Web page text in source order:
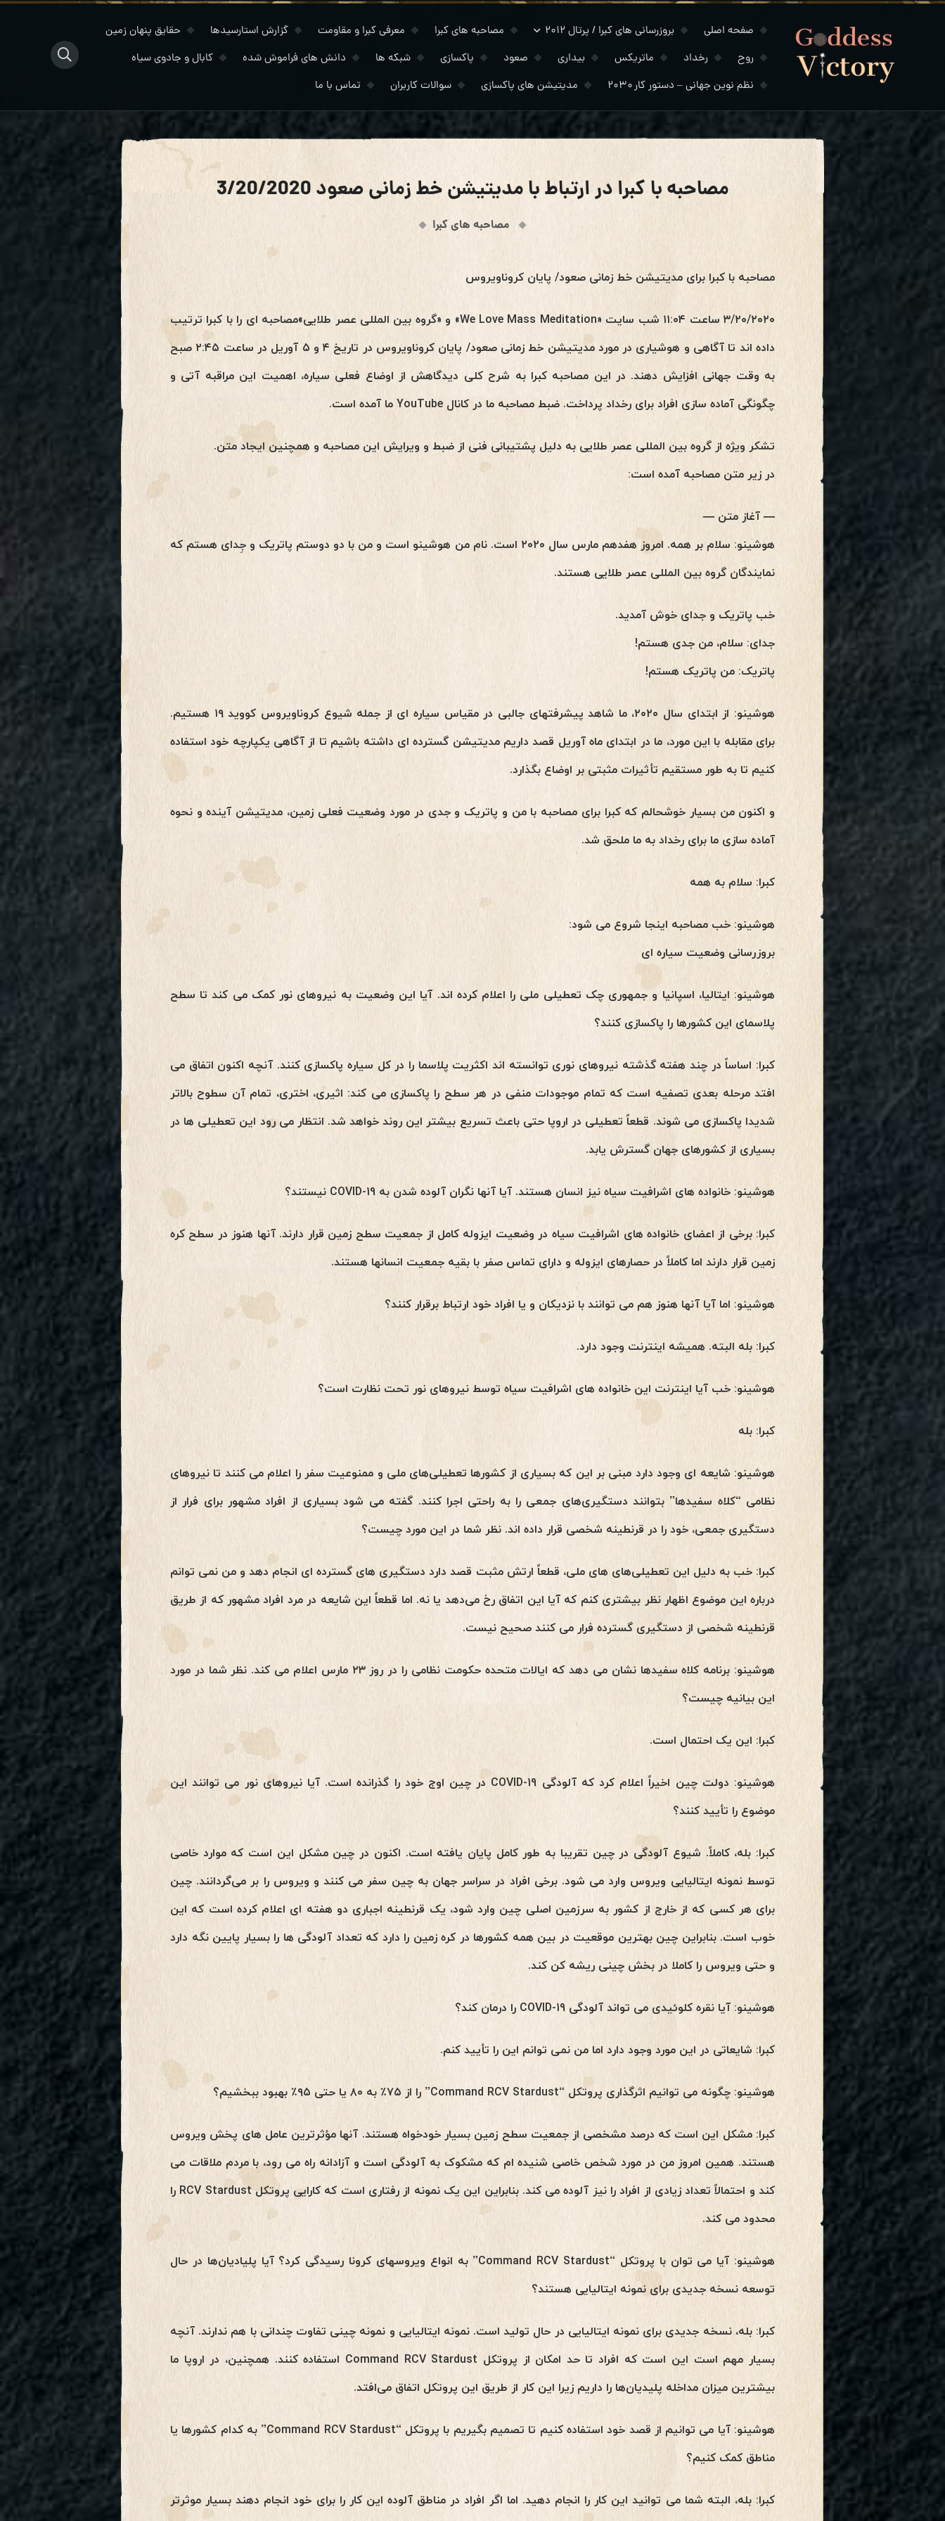
صفحه اصلی بروزرسانی های کبرا / پرتال ۲۰۱۲ مصاحبه های کبرا معرفی کبرا و مقاومت گزارش استارسیدها
حقایق پنهان زمین
روح
رخداد ماتریکس بیداری صعود پاکسازی شبکه ها دانش های فراموش شده
کابال و جادوی سیاه
نظم نوین جهانی – دستور کار ۲۰۳۰
مدیتیشن های پاکسازی سوالات کاربران تماس با ما
مصاحبه با کبرا در ارتباط با مدیتیشن خط زمانی صعود 3/20/2020
مصاحبه های کبرا
مصاحبه با کبرا برای مدیتیشن خط زمانی صعود/ پایان کروناویروس
۳/۲۰/۲۰۲۰ ساعت ۱۱:۰۴ شب سایت «We Love Mass Meditation» و «گروه بین المللی عصر طلایی»مصاحبه ای را با کبرا ترتیب
داده اند تا آگاهی و هوشیاری در مورد مدیتیشن خط زمانی صعود/ پایان کروناویروس در تاریخ ۴ و ۵ آوریل در ساعت ۲:۴۵ صبح
به وقت جهانی افزایش دهند. در این مصاحبه کبرا به شرح کلی دیدگاهش از اوضاع فعلی سیاره، اهمیت این مراقبه آتی و
چگونگی آماده سازی افراد برای رخداد پرداخت. ضبط مصاحبه ما در کانال YouTube ما آمده است.
تشکر ویژه از گروه بین المللی عصر طلایی به دلیل پشتیبانی فنی از ضبط و ویرایش این مصاحبه و همچنین ایجاد متن.
در زیر متن مصاحبه آمده است:
— آغاز متن —
هوشینو: سلام بر همه. امروز هفدهم مارس سال ۲۰۲۰ است. نام من هوشینو است و من با دو دوستم پاتریک و جِدای هستم که
نمایندگان گروه بین المللی عصر طلایی هستند.
خب پاتریک و جدای خوش آمدید.
جدای: سلام، من جدی هستم!
پاتریک: من پاتریک هستم!
هوشینو: از ابتدای سال ۲۰۲۰، ما شاهد پیشرفتهای جالبی در مقیاس سیاره ای از جمله شیوع کروناویروس کووید ۱۹ هستیم.
برای مقابله با این مورد، ما در ابتدای ماه آوریل قصد داریم مدیتیشن گسترده ای داشته باشیم تا از آگاهی یکپارچه خود استفاده
کنیم تا به طور مستقیم تأثیرات مثبتی بر اوضاع بگذارد.
و اکنون من بسیار خوشحالم که کبرا برای مصاحبه با من و پاتریک و جدی در مورد وضعیت فعلی زمین، مدیتیشن آینده و نحوه
آماده سازی ما برای رخداد به ما ملحق شد.
کبرا: سلام به همه
هوشینو: خب مصاحبه اینجا شروع می شود:
بروزرسانی وضعیت سیاره ای
هوشینو: ایتالیا، اسپانیا و جمهوری چک تعطیلی ملی را اعلام کرده اند. آیا این وضعیت به نیروهای نور کمک می کند تا سطح
پلاسمای این کشورها را پاکسازی کنند؟
کبرا: اساساً در چند هفته گذشته نیروهای نوری توانسته اند اکثریت پلاسما را در کل سیاره پاکسازی کنند. آنچه اکنون اتفاق می
افتد مرحله بعدی تصفیه است که تمام موجودات منفی در هر سطح را پاکسازی می کند: اثیری، اختری، تمام آن سطوح بالاتر
شدیدا پاکسازی می شوند. قطعاً تعطیلی در اروپا حتی باعث تسریع بیشتر این روند خواهد شد. انتظار می رود این تعطیلی ها در
بسیاری از کشورهای جهان گسترش یابد.
هوشینو: خانواده های اشرافیت سیاه نیز انسان هستند. آیا آنها نگران آلوده شدن به COVID-19 نیستند؟
کبرا: برخی از اعضای خانواده های اشرافیت سیاه در وضعیت ایزوله کامل از جمعیت سطح زمین قرار دارند. آنها هنوز در سطح کره
زمین قرار دارند اما کاملاً در حصارهای ایزوله و دارای تماس صفر با بقیه جمعیت انسانها هستند.
هوشینو: اما آیا آنها هنوز هم می توانند با نزدیکان و یا افراد خود ارتباط برقرار کنند؟
کبرا: بله البته. همیشه اینترنت وجود دارد.
هوشینو: خب آیا اینترنت این خانواده های اشرافیت سیاه توسط نیروهای نور تحت نظارت است؟
کبرا: بله
هوشینو: شایعه ای وجود دارد مبنی بر این که بسیاری از کشورها تعطیلی‌های ملی و ممنوعیت سفر را اعلام می کنند تا نیروهای
نظامی “کلاه سفیدها” بتوانند دستگیری‌های جمعی را به راحتی اجرا کنند. گفته می شود بسیاری از افراد مشهور برای فرار از
دستگیری جمعی، خود را در قرنطینه شخصی قرار داده اند. نظر شما در این مورد چیست؟
کبرا: خب به دلیل این تعطیلی‌های های ملی، قطعاً ارتش مثبت قصد دارد دستگیری های گسترده ای انجام دهد و من نمی توانم
درباره این موضوع اظهار نظر بیشتری کنم که آیا این اتفاق رخ می‌دهد یا نه. اما قطعاً این شایعه در مرد افراد مشهور که از طریق
قرنطینه شخصی از دستگیری گسترده فرار می کنند صحیح نیست.
هوشینو: برنامه کلاه سفیدها نشان می دهد که ایالات متحده حکومت نظامی را در روز ۲۳ مارس اعلام می کند. نظر شما در مورد
این بیانیه چیست؟
کبرا: این یک احتمال است.
هوشینو: دولت چین اخیراً اعلام کرد که آلودگی COVID-19 در چین اوج خود را گذرانده است. آیا نیروهای نور می توانند این
موضوع را تأیید کنند؟
کبرا: بله، کاملاً. شیوع آلودگی در چین تقریبا به طور کامل پایان یافته است. اکنون در چین مشکل این است که موارد خاصی
توسط نمونه ایتالیایی ویروس وارد می شود. برخی افراد در سراسر جهان به چین سفر می کنند و ویروس را بر می‌گردانند. چین
برای هر کسی که از خارج از کشور به سرزمین اصلی چین وارد شود، یک قرنطینه اجباری دو هفته ای اعلام کرده است که این
خوب است. بنابراین چین بهترین موقعیت در بین همه کشورها در کره زمین را دارد که تعداد آلودگی ها را بسیار پایین نگه دارد
و حتی ویروس را کاملا در بخش چینی ریشه کن کند.
هوشینو: آیا نقره کلوئیدی می تواند آلودگی COVID-19 را درمان کند؟
کبرا: شایعاتی در این مورد وجود دارد اما من نمی توانم این را تأیید کنم.
هوشینو: چگونه می توانیم اثرگذاری پروتکل “Command RCV Stardust” را از ۷۵٪ به ۸۰ یا حتی ۹۵٪ بهبود ببخشیم؟
کبرا: مشکل این است که درصد مشخصی از جمعیت سطح زمین بسیار خودخواه هستند. آنها مؤثرترین عامل های پخش ویروس
هستند. همین امروز من در مورد شخص خاصی شنیده ام که مشکوک به آلودگی است و آزادانه راه می رود، با مردم ملاقات می
کند و احتمالاً تعداد زیادی از افراد را نیز آلوده می کند. بنابراین این یک نمونه از رفتاری است که کارایی پروتکل RCV Stardust را
محدود می کند.
هوشینو: آیا می توان با پروتکل “Command RCV Stardust” به انواع ویروسهای کرونا رسیدگی کرد؟ آیا پلیادیان‌ها در حال
توسعه نسخه جدیدی برای نمونه ایتالیایی هستند؟
کبرا: بله، نسخه جدیدی برای نمونه ایتالیایی در حال تولید است. نمونه ایتالیایی و نمونه چینی تفاوت چندانی با هم ندارند. آنچه
بسیار مهم است این است که افراد تا حد امکان از پروتکل Command RCV Stardust استفاده کنند. همچنین، در اروپا ما
بیشترین میزان مداخله پلیدیان‌ها را داریم زیرا این کار از طریق این پروتکل اتفاق می‌افتد.
هوشینو: آیا می توانیم از قصد خود استفاده کنیم تا تصمیم بگیریم با پروتکل “Command RCV Stardust” به کدام کشورها یا
مناطق کمک کنیم؟
کبرا: بله، البته شما می توانید این کار را انجام دهید. اما اگر افراد در مناطق آلوده این کار را برای خود انجام دهند بسیار موثرتر